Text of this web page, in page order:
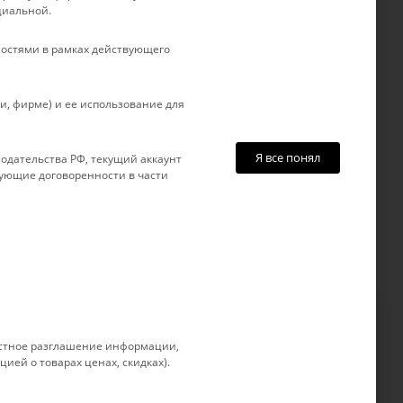
121
нам улучшать
Более подробные сведения
в рамках действующего
фирме) и ее использование для
РФ, текущий аккаунт
договоренности в части
разглашение информации,
о товарах ценах, скидках).
Я все понял